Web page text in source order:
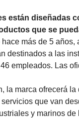
están diseñadas
que se
más de 5 años,
destinados a las
empleados. Las
la marca ofrecerá
que van
y marinos